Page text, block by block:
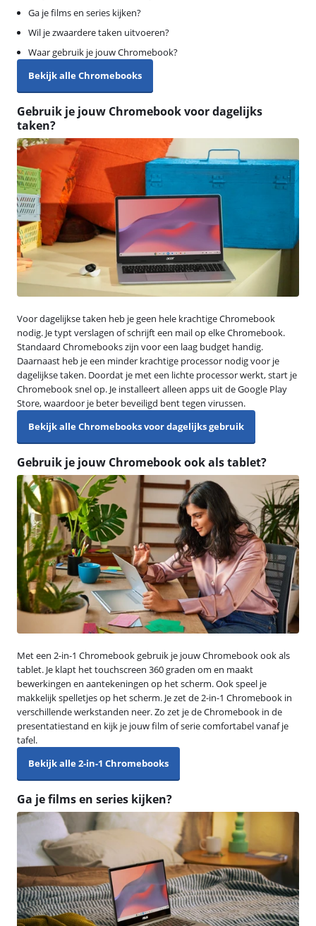
Ga je films en series kijken?
Wil je zwaardere taken uitvoeren?
Waar gebruik je jouw Chromebook?
Bekijk alle Chromebooks
Gebruik je jouw Chromebook voor dagelijks
taken?
Voor dagelijkse taken heb je geen hele krachtige Chromebook
nodig. Je typt verslagen of schrijft een mail op elke Chromebook.
Standaard Chromebooks zijn voor een laag budget handig.
Daarnaast heb je een minder krachtige processor nodig voor je
dagelijkse taken. Doordat je met een lichte processor werkt, start je
Chromebook snel op. Je installeert alleen apps uit de Google Play
Store, waardoor je beter beveiligd bent tegen virussen.
Bekijk alle Chromebooks voor dagelijks gebruik
Gebruik je jouw Chromebook ook als tablet?
Met een 2-in-1 Chromebook gebruik je jouw Chromebook ook als
tablet. Je klapt het touchscreen 360 graden om en maakt
bewerkingen en aantekeningen op het scherm. Ook speel je
makkelijk spelletjes op het scherm. Je zet de 2-in-1 Chromebook in
verschillende werkstanden neer. Zo zet je de Chromebook in de
presentatiestand en kijk je jouw film of serie comfortabel vanaf je
tafel.
Bekijk alle 2-in-1 Chromebooks
Ga je films en series kijken?